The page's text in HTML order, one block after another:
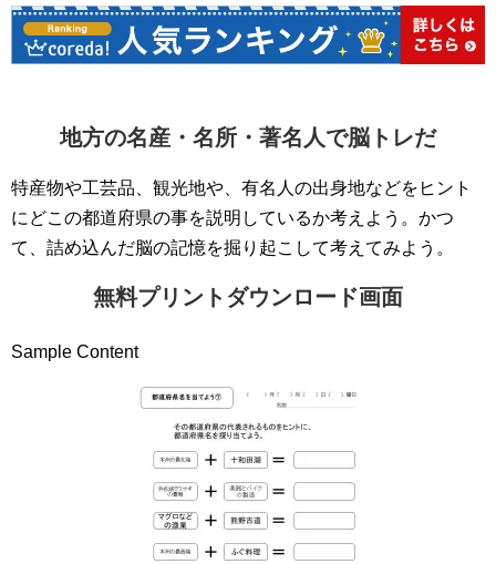
地方の名産・名所・著名人で脳トレだ
特産物や工芸品、観光地や、有名人の出身地などをヒント
にどこの都道府県の事を説明しているか考えよう。かつ
て、詰め込んだ脳の記憶を掘り起こして考えてみよう。
無料プリントダウンロード画面
Sample Content